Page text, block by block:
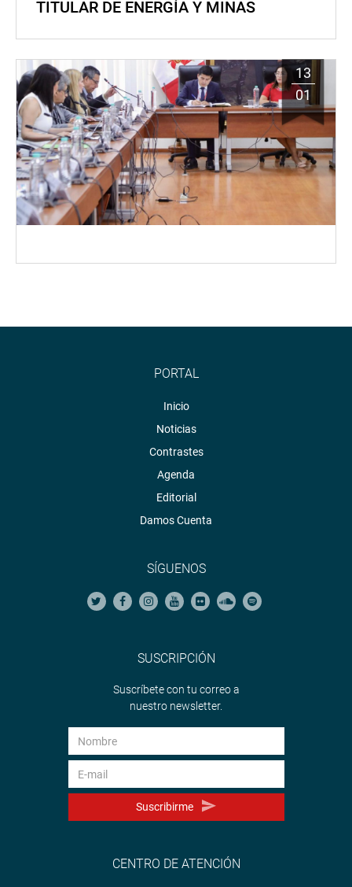
TITULAR DE ENERGÍA Y MINAS
13
01
PORTAL
Inicio
Noticias
Contrastes
Agenda
Editorial
Damos Cuenta
SÍGUENOS
SUSCRIPCIÓN
Suscríbete con tu correo a
nuestro newsletter.
Suscribirme
CENTRO DE ATENCIÓN